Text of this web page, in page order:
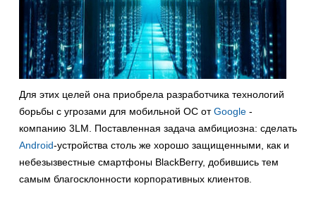
Для этих целей она приобрела разработчика технологий
борьбы с угрозами для мобильной ОС отGoogle -
компанию 3LM. Поставленная задача амбициозна: сделать
Android-устройства столь же хорошо защищенными, как и
небезызвестные смартфоны BlackBerry, добившись тем
самым благосклонности корпоративных клиентов.